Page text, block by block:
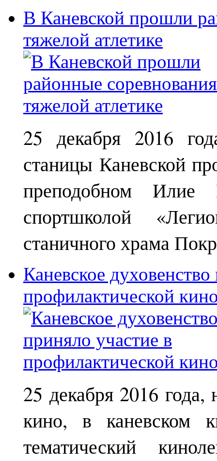
В Каневской прошли
тяжелой атлетике
25 декабря 2016
станицы Каневской
преподобном Илие
спортшколой
станичного храма
Каневское
профилактической
25 декабря 2016
кино, в каневском
тематический